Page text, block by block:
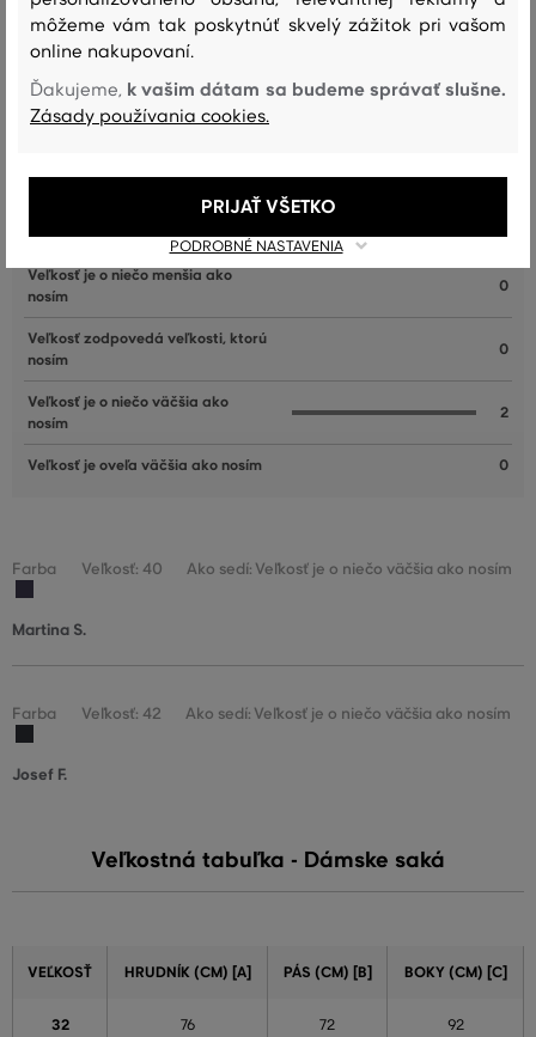
Recenzie
AKO SEDELA VYBRANÁ VEĽKOSŤ NAŠIM ZÁKAZNÍKOM
Veľkosť je oveľa menšia ako nosím 0
Veľkosť je o niečo menšia ako
nosím
0
Veľkosť zodpovedá veľkosti, ktorú
nosím
0
Veľkosť je o niečo väčšia ako
nosím
2
Veľkosť je oveľa väčšia ako nosím 0
Farba Veľkosť: 40 Ako sedí: Veľkosť je o niečo väčšia ako nosím
Martina S.
Farba Veľkosť: 42 Ako sedí: Veľkosť je o niečo väčšia ako nosím
Josef F.
Veľkostná tabuľka - Dámske saká
VEĽKOSŤ HRUDNÍK (CM) [A] PÁS (CM) [B] BOKY (CM) [C]
32 76 72 92
môžeme vám tak poskytnúť skvelý zážitok pri vašom
online nakupovaní.
Ďakujeme, k vašim dátam sa budeme správať slušne.
Zásady používania cookies.
PODROBNÉ NASTAVENIA
PRIJAŤ VŠETKO